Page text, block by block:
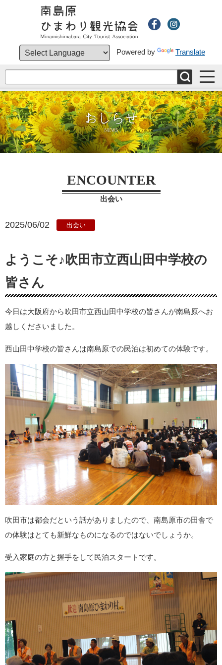
Powered by Translate
ホーム
南島原市とは
見る・学ぶ
泊まる
ENCOUNTER
出会い
2025/06/02 出会い
ようこそ♪吹田市立西山田中学校の
皆さん
今日は大阪府から吹田市立西山田中学校の皆さんが南島原へお
越しくださいました。
西山田中学校の皆さんは南島原での民泊は初めての体験です。
吹田市は都会だという話がありましたので、南島原市の田舎で
の体験はとても新鮮なものになるのではないでしょうか。
受入家庭の方と握手をして民泊スタートです。